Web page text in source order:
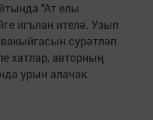
"Ат елы
игълан ителә. Узып
сурәтләп
хатлар, авторның
урын алачак.